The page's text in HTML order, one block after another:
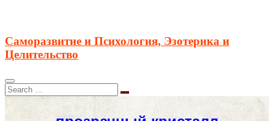
Саморазвитие и Психология, Эзотерика и
Целительство